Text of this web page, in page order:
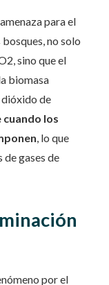
para el
no solo
sino que el
biomasa
de
los
, lo que
gases de
por el